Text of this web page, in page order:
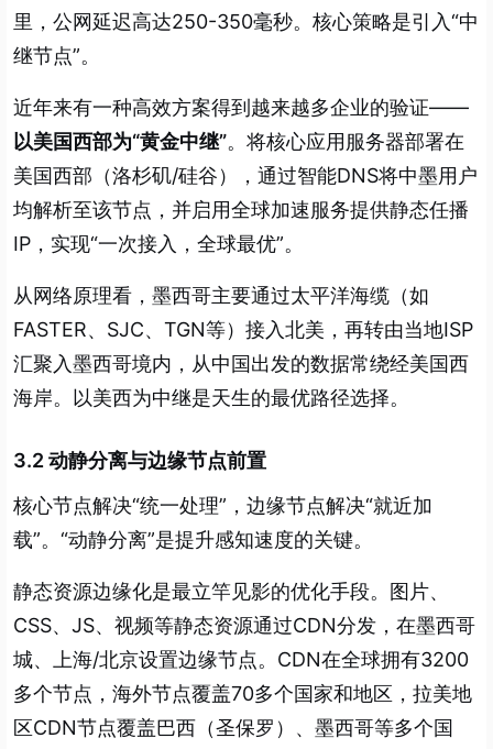
里，公网延迟高达250-350毫秒。核心策略是引入“中
继节点”。
近年来有一种高效方案得到越来越多企业的验证——
以美国西部为“黄金中继”。将核心应用服务器部署在
美国西部（洛杉矶/硅谷），通过智能DNS将中墨用户
均解析至该节点，并启用全球加速服务提供静态任播
IP，实现“一次接入，全球最优”。
从网络原理看，墨西哥主要通过太平洋海缆（如
FASTER、SJC、TGN等）接入北美，再转由当地ISP
汇聚入墨西哥境内，从中国出发的数据常绕经美国西
海岸。以美西为中继是天生的最优路径选择。
3.2 动静分离与边缘节点前置
核心节点解决“统一处理”，边缘节点解决“就近加
载”。“动静分离”是提升感知速度的关键。
静态资源边缘化是最立竿见影的优化手段。图片、
CSS、JS、视频等静态资源通过CDN分发，在墨西哥
城、上海/北京设置边缘节点。CDN在全球拥有3200
多个节点，海外节点覆盖70多个国家和地区，拉美地
区CDN节点覆盖巴西（圣保罗）、墨西哥等多个国